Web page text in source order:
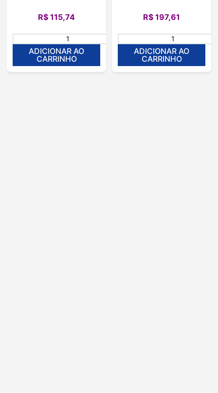
R$ 115,74
ADICIONAR AO
CARRINHO
R$ 197,61
ADICIONAR AO
CARRINHO